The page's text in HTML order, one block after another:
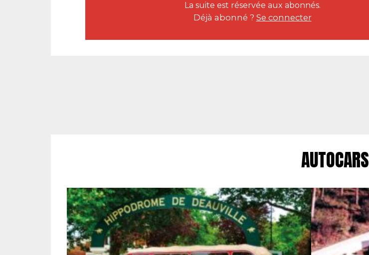
La suite est réservée aux abonnés.
Déjà abonné ? Se connecter
AUTOCARS